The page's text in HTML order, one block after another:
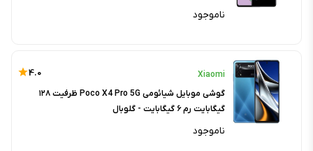
ناموجود
Xiaomi
4.0
گوشی موبایل شیائومی Poco X4 Pro 5G ظرفیت ۱۲۸
گیگابایت رم ۶ گیگابایت - گلوبال
ناموجود